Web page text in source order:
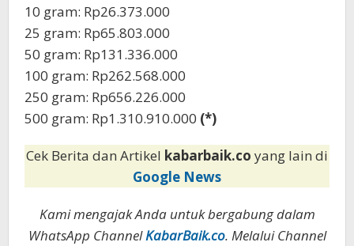
10 gram: Rp26.373.000
‎25 gram: Rp65.803.000
‎50 gram: Rp131.336.000
‎100 gram: Rp262.568.000
250 gram: Rp656.226.000
‎500 gram: Rp1.310.910.000 (*)
Cek Berita dan Artikel kabarbaik.co yang lain di
Google News
Kami mengajak Anda untuk bergabung dalam
WhatsApp ChannelKabarBaik.co. Melalui Channel